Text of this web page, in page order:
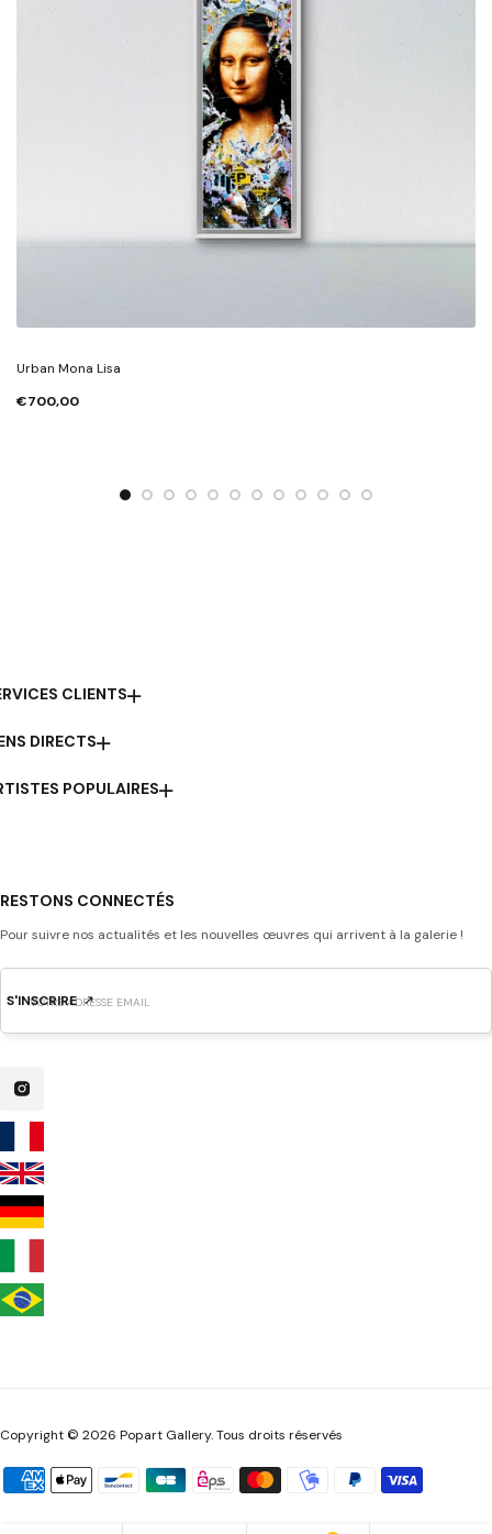
Urban Mona Lisa
€700,00
CLIENTS
DIRECTS
POPULAIRES
RESTONS CONNECTÉS
Pour suivre nos actualités et les nouvelles œuvres qui arrivent à la galerie !
S'INSCRIRE
Copyright © 2026 Popart Gallery. Tous droits réservés